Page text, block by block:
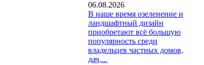
06.08.2026
В наше время озеленение и
ландшафтный дизайн
приобретают всё большую
популярность среди
владельцев частных домов,
дач,...